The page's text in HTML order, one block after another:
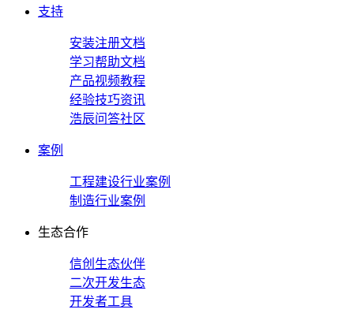
支持
安装注册文档
学习帮助文档
产品视频教程
经验技巧资讯
浩辰问答社区
案例
工程建设行业案例
制造行业案例
生态合作
信创生态伙伴
二次开发生态
开发者工具